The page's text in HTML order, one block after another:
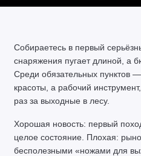
Собираетесь в первый
снаряжения пугает длиной, а
Среди обязательных пунктов
красоты, а рабочий
раз за выходные в лесу.
Хорошая новость: первый
целое состояние. Плохая:
бесполезными «ножами для